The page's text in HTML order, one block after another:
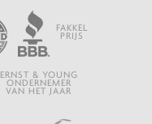
FAKKEL
PRIJS
ERNST & YOUNG
ONDERNEMER
VAN HET JAAR